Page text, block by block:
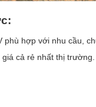
c:
hợp với nhu cầu,
cả rẻ nhất thị trường.